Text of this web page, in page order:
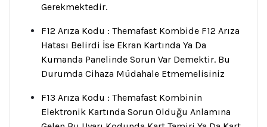
Gerekmektedir.
F12 Arıza Kodu : Themafast Kombide F12 Arıza
Hatası Belirdi İse Ekran Kartında Ya Da
Kumanda Panelinde Sorun Var Demektir. Bu
Durumda Cihaza Müdahale Etmemelisiniz
F13 Arıza Kodu : Themafast Kombinin
Elektronik Kartında Sorun Olduğu Anlamına